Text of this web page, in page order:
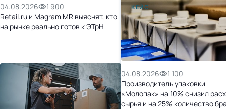
04.08.2026
1 900
Retail.ru и Magram MR выяснят, кто
на рынке реально готов к ЭТрН
КЕЙС
04.08.2026
1 100
Производитель упаковки
«Молопак» на 10% снизил
сырья и на 25% количество